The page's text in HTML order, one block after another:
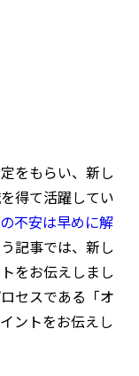
をもらい、新し
得て活躍してい
の不安は早めに解
記事では、新し
をお伝えしまし
セスである「オ
ントをお伝えし